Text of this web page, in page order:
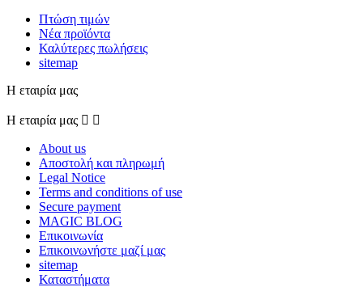
Πτώση τιμών
Νέα προϊόντα
Καλύτερες πωλήσεις
sitemap
Η εταιρία μας
Η εταιρία μας  
About us
Αποστολή και πληρωμή
Legal Notice
Terms and conditions of use
Secure payment
MAGIC BLOG
Επικοινωνία
Επικοινωνήστε μαζί μας
sitemap
Καταστήματα